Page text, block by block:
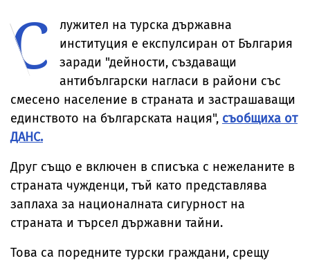
полицията
С
лужител на турска държавна
институция е експулсиран от България
заради "дейности, създаващи
антибългарски нагласи в райони със
смесено население в страната и застрашаващи
единството на българската нация", съобщиха от
ДАНС.
Друг също е включен в списъка с нежеланите в
страната чужденци, тъй като представлява
заплаха за националната сигурност на
страната и търсел държавни тайни.
Това са поредните турски граждани, срещу